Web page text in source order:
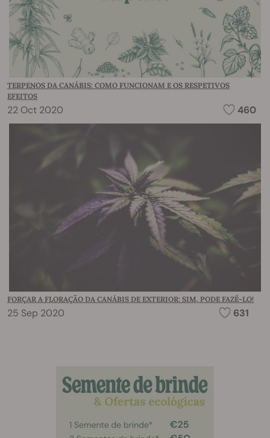
TERPENOS DA CANÁBIS: COMO FUNCIONAM E OS RESPETIVOS
EFEITOS
22 Oct 2020 460
FORÇAR A FLORAÇÃO DA CANÁBIS DE EXTERIOR: SIM, PODE FAZÊ-LO!
25 Sep 2020 631